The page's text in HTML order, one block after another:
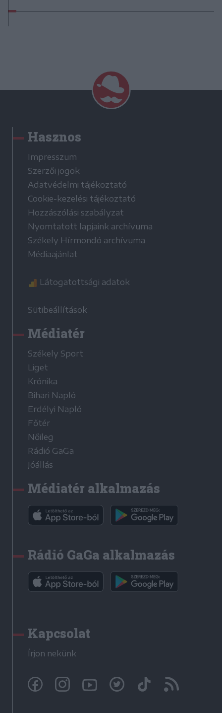
Hasznos
Impresszum
Szerzői jogok
Adatvédelmi tájékoztató
Cookie-kezelési tájékoztató
Hozzászólási szabályzat
Nyomtatott lapjaink archívuma
Székely Hírmondó archívuma
Médiaajánlat
Látogatottsági adatok
Sütibeállítások
Médiatér
Székely Sport
Liget
Krónika
Bihari Napló
Erdélyi Napló
Főtér
Nőileg
Rádió GaGa
Jóállás
Médiatér alkalmazás
Rádió GaGa alkalmazás
Kapcsolat
Írjon nekünk